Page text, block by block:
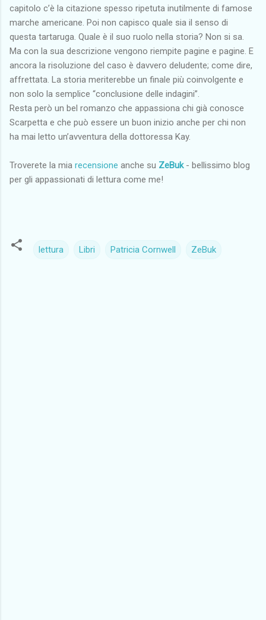
capitolo c’è la citazione spesso ripetuta inutilmente di famose
marche americane. Poi non capisco quale sia il senso di
questa tartaruga. Quale è il suo ruolo nella storia? Non si sa.
Ma con la sua descrizione vengono riempite pagine e pagine. E
ancora la risoluzione del caso è davvero deludente; come dire,
affrettata. La storia meriterebbe un finale più coinvolgente e
non solo la semplice “conclusione delle indagini”.
Resta però un bel romanzo che appassiona chi già conosce
Scarpetta e che può essere un buon inizio anche per chi non
ha mai letto un’avventura della dottoressa Kay.
Troverete la mia recensione anche su ZeBuk - bellissimo blog
per gli appassionati di lettura come me!
lettura Libri Patricia Cornwell ZeBuk